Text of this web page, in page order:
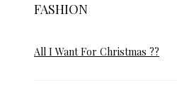
FASHION
All I Want For Christmas ??